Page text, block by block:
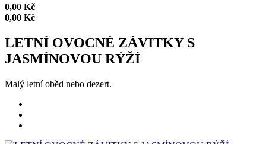
0,00 Kč
0,00 Kč
LETNÍ OVOCNÉ ZÁVITKY S
JASMÍNOVOU RÝŽÍ
Malý letní oběd nebo dezert.